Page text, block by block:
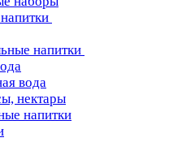
напитки
вода
нектары
напитки